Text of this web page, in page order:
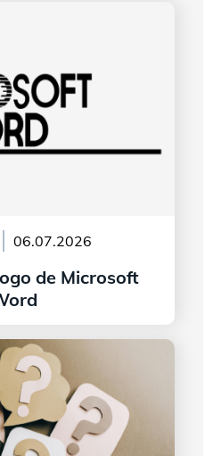
06.07.2026
de Microsoft
l'article
avant de créer le logo
entreprise